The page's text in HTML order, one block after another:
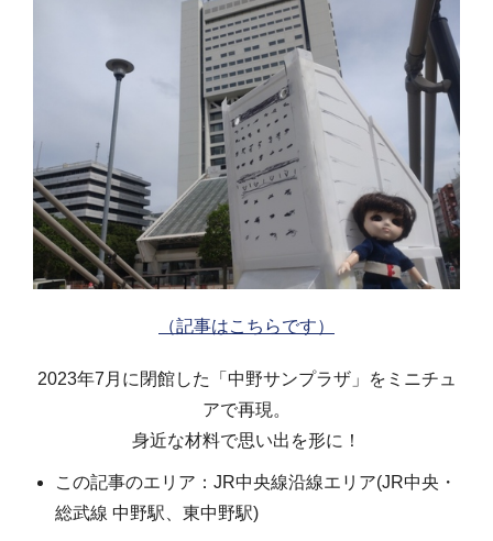
（記事はこちらです）
2023年7月に閉館した「中野サンプラザ」をミニチュ
アで再現。
身近な材料で思い出を形に！
この記事のエリア：JR中央線沿線エリア(JR中央・
総武線 中野駅、東中野駅)